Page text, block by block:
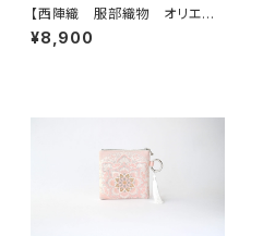
【西陣織 服部織物 オリエン
ト更紗 華紋様 薄グリーン・シ
ルバー シルク帯リメイク トー
¥8,900